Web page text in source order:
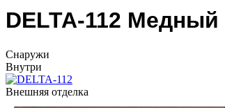
DELTA-112
Cнаружи
Внутри
Внешняя отделка